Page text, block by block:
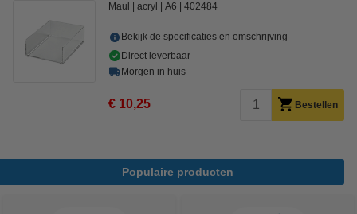
Maul acryl A6 402484
Bekijk de specificaties en omschrijving
Direct leverbaar
Morgen in huis
€ 10,25 Bestellen
Populaire producten